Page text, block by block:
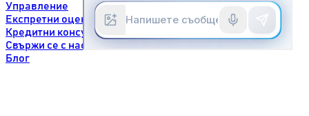
Управление
Експретни оценки
Кредитни консултации
Свържи се с нас
Блог